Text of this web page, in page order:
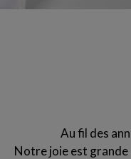
Au fil des
Notre joie est grande